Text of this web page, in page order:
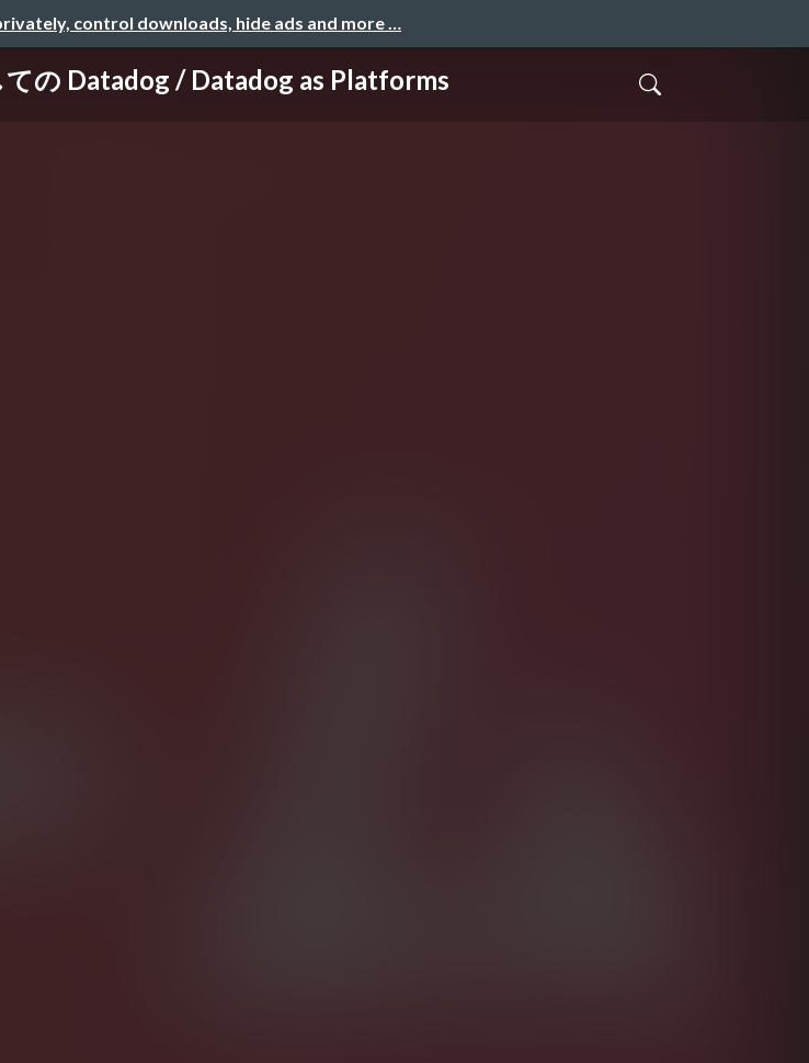
control downloads, hide ads and more …
の Datadog / Datadog as Platforms